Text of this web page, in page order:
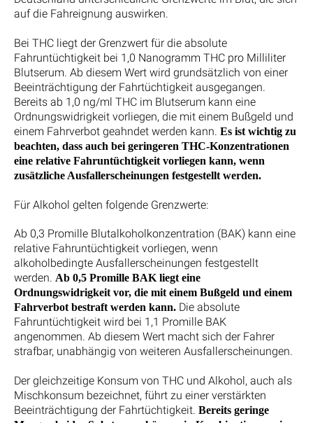
auf die Fahreignung auswirken.
Bei THC liegt der Grenzwert für die absolute
Fahruntüchtigkeit bei 1,0 Nanogramm THC pro Milliliter
Blutserum. Ab diesem Wert wird grundsätzlich von einer
Beeinträchtigung der Fahrtüchtigkeit ausgegangen.
Bereits ab 1,0 ng/ml THC im Blutserum kann eine
Ordnungswidrigkeit vorliegen, die mit einem Bußgeld und
einem Fahrverbot geahndet werden kann. Es ist wichtig zu
beachten, dass auch bei geringeren THC-Konzentrationen
eine relative Fahruntüchtigkeit vorliegen kann, wenn
zusätzliche Ausfallerscheinungen festgestellt werden.
Für Alkohol gelten folgende Grenzwerte:
Ab 0,3 Promille Blutalkoholkonzentration (BAK) kann eine
relative Fahruntüchtigkeit vorliegen, wenn
alkoholbedingte Ausfallerscheinungen festgestellt
werden. Ab 0,5 Promille BAK liegt eine
Ordnungswidrigkeit vor, die mit einem Bußgeld und einem
Fahrverbot bestraft werden kann. Die absolute
Fahruntüchtigkeit wird bei 1,1 Promille BAK
angenommen. Ab diesem Wert macht sich der Fahrer
strafbar, unabhängig von weiteren Ausfallerscheinungen.
Der gleichzeitige Konsum von THC und Alkohol, auch als
Mischkonsum bezeichnet, führt zu einer verstärkten
Beeinträchtigung der Fahrtüchtigkeit. Bereits geringe